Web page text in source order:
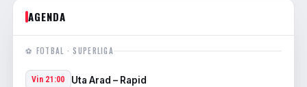
AGENDA
⚽ FOTBAL · SUPERLIGA
Vin 21:00 Uta Arad – Rapid